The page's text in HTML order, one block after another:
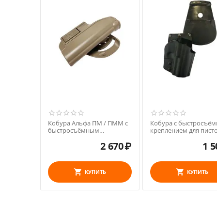
Кобура Альфа ПМ / ПММ с
быстросъёмным
2 670₽
КУПИТЬ
Кобура с
креплением для
1
КУПИТЬ